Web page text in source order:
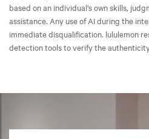
based on an individual’s own skills,
assistance. Any use of AI during the
immediate disqualification. lululemon
detection tools to verify the